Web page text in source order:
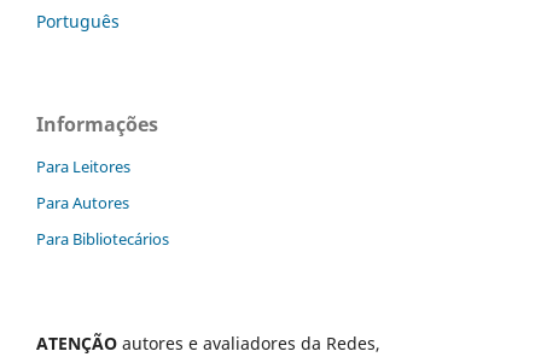
Português
Informações
Para Leitores
Para Autores
Para Bibliotecários
ATENÇÃO autores e avaliadores da Redes,